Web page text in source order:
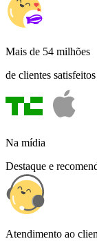
Mais de 54 milhões
de clientes
Na mídia
Destaque e
Atendimento ao